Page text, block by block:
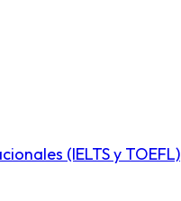
(IELTS y TOEFL)